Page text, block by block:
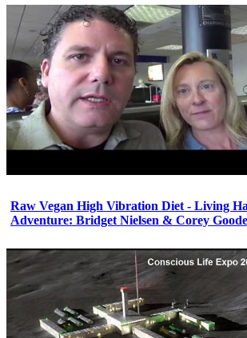
Raw Vegan High Vibration Diet - Living
Adventure: Bridget Nielsen & Corey Goode